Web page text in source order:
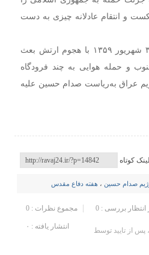
و انتقام عادلانه چیزی به دست
به گزارش تسنیم، در روز ۳۱ شهریور ۱۳۵۹ با هجوم ارتش بعث
و حمله هوایی به چند فرودگاه
۸ساله رژیم عراق به‌ریاست صدام حسین علیه
لینک کوتاه
صدام حسین ، هفته دفاع مقدس
مجموع نظرات : 0 انتظار بررسی : 0
انتشار یافته : ۰
از تایید توسط